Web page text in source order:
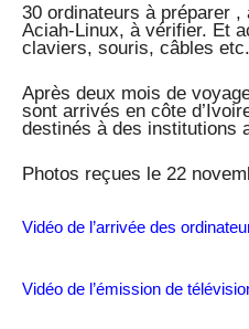
30 ordinateurs à préparer
Aciah-Linux, à vérifier. Et
claviers, souris, câbles etc.
Après deux mois de
sont arrivés en côte
destinés à des institutions
Photos reçues le 22
Vidéo de l’arrivée des
Vidéo de l’émission de